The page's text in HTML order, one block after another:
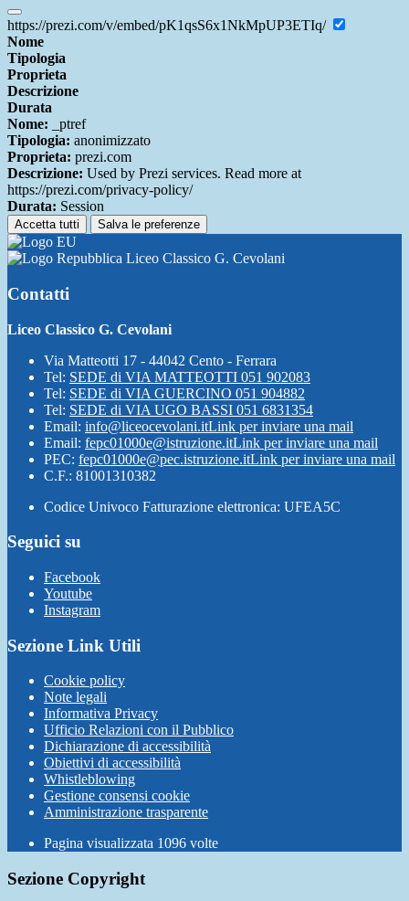
https://prezi.com/v/embed/pK1qsS6x1NkMpUP3ETIq/
Nome
Tipologia
Proprieta
Descrizione
Durata
Nome: _ptref
Tipologia: anonimizzato
Proprieta: prezi.com
Descrizione: Used by Prezi services. Read more at
https://prezi.com/privacy-policy/
Durata: Session
Accetta tutti Salva le preferenze
Liceo Classico G. Cevolani
Contatti
Liceo Classico G. Cevolani
Via Matteotti 17 - 44042 Cento - Ferrara
Tel: SEDE di VIA MATTEOTTI 051 902083
Tel: SEDE di VIA GUERCINO 051 904882
Tel: SEDE di VIA UGO BASSI 051 6831354
Email: info@liceocevolani.itLink per inviare una mail
Email: fepc01000e@istruzione.itLink per inviare una mail
PEC: fepc01000e@pec.istruzione.itLink per inviare una mail
C.F.: 81001310382
Codice Univoco Fatturazione elettronica: UFEA5C
Seguici su
Facebook
Youtube
Instagram
Sezione Link Utili
Cookie policy
Note legali
Informativa Privacy
Ufficio Relazioni con il Pubblico
Dichiarazione di accessibilità
Obiettivi di accessibilità
Whistleblowing
Gestione consensi cookie
Amministrazione trasparente
Pagina visualizzata 1096 volte
Sezione Copyright